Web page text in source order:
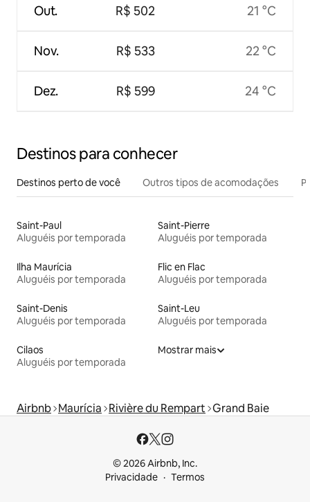
Out.
Nov.
Dez.
R$ 502
R$ 533
R$ 599
21 °C
22 °C
24 °C
Destinos para conhecer
Destinos perto de você Outros tipos de acomodações
Saint-Paul
Aluguéis por temporada
Saint-Pierre
Aluguéis por temporada
Ilha Maurícia
Aluguéis por temporada
Flic en Flac
Aluguéis por temporada
Saint-Denis
Aluguéis por temporada
Saint-Leu
Aluguéis por temporada
Cilaos
Aluguéis por temporada
Mostrar mais
Airbnb Maurícia Rivière du Rempart Grand Baie
© 2026 Airbnb, Inc.
Privacidade
Termos